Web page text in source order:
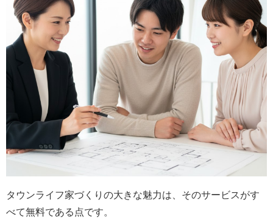
タウンライフ家づくりの大きな魅力は、そのサービスがす
べて無料である点です。